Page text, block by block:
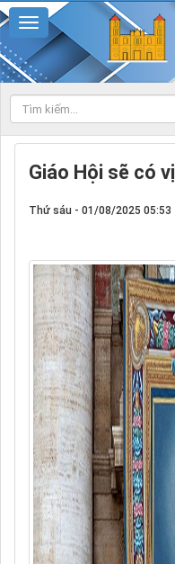
Giáo Hội sẽ có
Thứ sáu - 01/08/2025 05:53